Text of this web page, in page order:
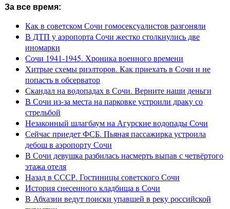
За все время:
Как в советском Сочи гомосексуалистов разгоняли
В ДТП у аэропорта Сочи жестко столкнулись две
иномарки
Сочи 1941-1945. Хроника военного времени
Хитрые схемы риэлторов. Как приехать в Сочи и не
попасть в обсерватор
Скандал на водопадах в Сочи. Верните наши деньги
В Сочи из-за места на парковке устроили драку со
стрельбой
Незаконный шлагбаум на Агурские водопады Сочи
Сейчас приедет ФСБ. Пьяная пассажирка устроила
дебош в аэропорту Сочи
В Сочи девушка разбилась насмерть выпав с четвёртого
этажа отеля
Назад в СССР. Гостиницы советского Сочи
История снесенного кладбища в Сочи
В Абхазии ведут поиски упавшей в реку российской